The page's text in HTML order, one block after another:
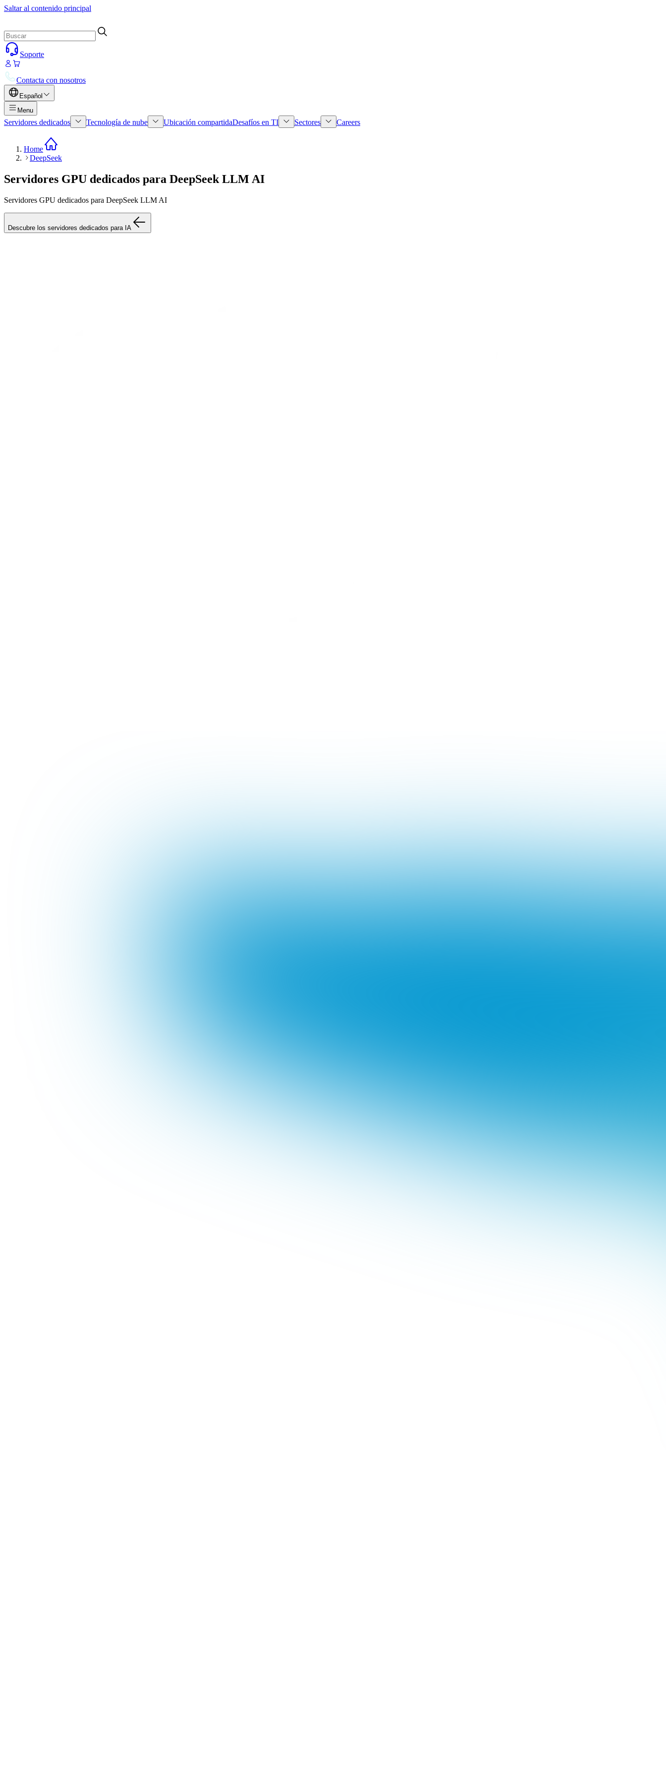
Saltar al contenido principal
Soporte
Contacta con nosotros
Español
Menu
Servidores dedicados Tecnología de nube Ubicación compartidaDesafíos en TI Sectores Careers
Home
DeepSeek
Servidores GPU dedicados para DeepSeek LLM AI
Servidores GPU dedicados para DeepSeek LLM AI
Descubre los servidores dedicados para IA